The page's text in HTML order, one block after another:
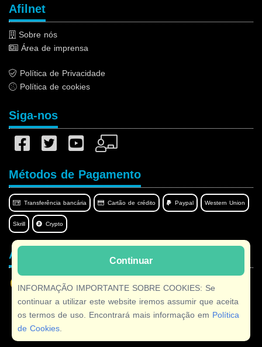
Continuar
INFORMAÇÃO IMPORTANTE SOBRE COOKIES: Se
continuar a utilizar este website iremos assumir que aceita
os termos de uso. Encontrará mais informação em Política
de Cookies
Afilnet
Sobre nós
Área de imprensa
Política de Privacidade
Política de cookies
Siga-nos
Métodos de Pagamento
Transferência bancária Cartão de crédito Paypal Western Union
Skrill Crypto
Afilnet no seu idioma
Copyright © 2026 Afilnet· Todos os direitos reservados